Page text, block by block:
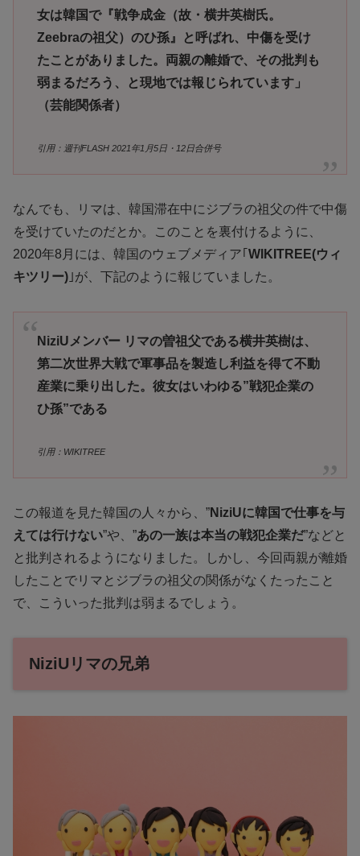
女は韓国で『戦争成金（故・横井英樹氏。
Zeebraの祖父）のひ孫』と呼ばれ、中傷を受け
たことがありました。両親の離婚で、その批判も
弱まるだろう、と現地では報じられています」
（芸能関係者）
引用：週刊FLASH 2021年1月5日・12日合併号
なんでも、リマは、韓国滞在中にジブラの祖父の件で中傷
を受けていたのだとか。このことを裏付けるように、
2020年8月には、韓国のウェブメディア｢ WIKITREE(ウィ
キツリー) ｣が、下記のように報じていました。
NiziUメンバー リマの曽祖父である横井英樹は、
第二次世界大戦で軍事品を製造し利益を得て不動
産業に乗り出した。彼女はいわゆる”戦犯企業の
ひ孫”である
引用：WIKITREE
この報道を見た韓国の人々から、”NiziUに韓国で仕事を与
えては行けない”や、”あの一族は本当の戦犯企業だ”などと
と批判されるようになりました。しかし、今回両親が離婚
したことでリマとジブラの祖父の関係がなくたったこと
で、こういった批判は弱まるでしょう。
NiziUリマの兄弟